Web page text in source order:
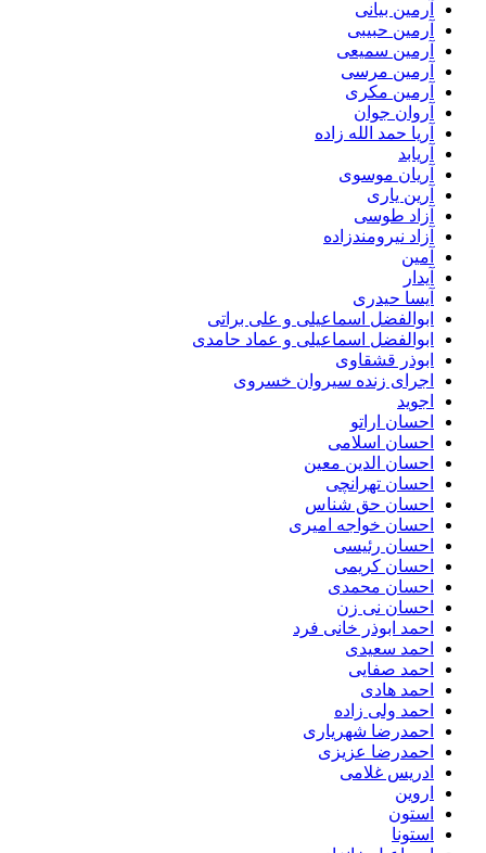
آرمین بیانی
آرمین حبیبی
آرمین سمیعی
آرمین مرسی
آرمین مکری
آروان جوان
آریا حمد الله زاده
آریابد
آریان موسوی
آرین یاری
آزاد طوسی
آزاد نیرومندزاده
آمین
آیدار
آیسا حیدری
ابوالفضل اسماعیلی و علی براتی
ابوالفضل اسماعیلی و عماد حامدی
ابوذر قشقاوی
اجرای زنده سیروان خسروی
اجوید
احسان اراتو
احسان اسلامی
احسان الدین معین
احسان تهرانچی
احسان حق شناس
احسان خواجه امیری
احسان رئیسی
احسان کریمی
احسان محمدی
احسان نی زن
احمد ابوذر خانی فرد
احمد سعیدی
احمد صفایی
احمد هادی
احمد ولی زاده
احمدرضا شهریاری
احمدرضا عزیزی
ادریس غلامی
اروین
استون
استونا